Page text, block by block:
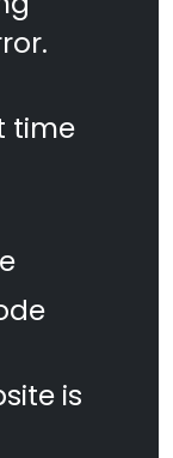
time
is